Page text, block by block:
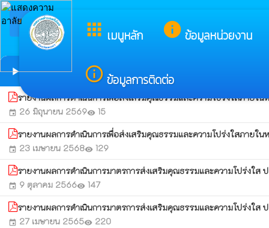
apps เมนูหลัก info ข้อมูลหน่วยงาน
info_outline ข้อมูลการติดต่อ
arrow_back_ios กลับเมนูหลัก
play_arrowรายงานผลการดำเนินการเพื่อส่งเสริมคุณธรรมแ
รายงานผลการดำเนินการเพื่อส่งเสริมคุณธรรมและความโปร่งใสภาย
event 26 มิถุนายน 2569visibility 15
รายงานผลการดำเนินการเพื่อส่งเสริมคุณธรรมและความโปร่งใสภาย
event 23 เมษายน 2568visibility 129
รายงานผลการดำเนินการมาตรการส่งเสริมคุณธรรมและความโปร่งใ
event 9 ตุลาคม 2566visibility 147
รายงานผลการดำเนินการมาตรการส่งเสริมคุณธรรมและความโปร่งใ
event 27 เมษายน 2565visibility 220